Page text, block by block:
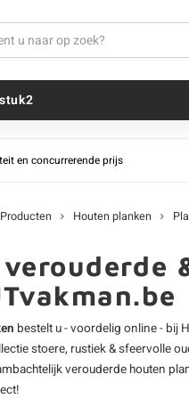
(teruggeddroogd)
en concurrerende prijs
Producten Houten planken
bestelt u - voordelig online - bij
stoere, rustiek & sfeervolle
verouderde houten